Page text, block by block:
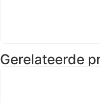
Gerelateerde